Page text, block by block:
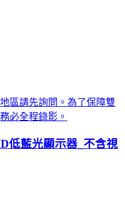
區請先詢問。為了保障雙
必全程錄影。
低藍光顯示器_不含視